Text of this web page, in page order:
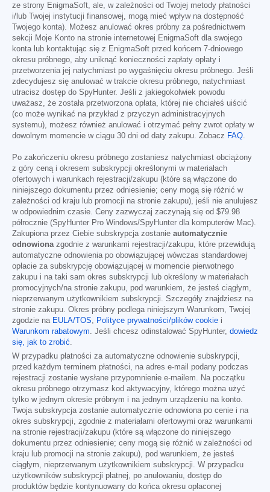
ze strony EnigmaSoft, ale, w zależności od Twojej metody płatności
i/lub Twojej instytucji finansowej, mogą mieć wpływ na dostępność
Twojego konta). Możesz anulować okres próbny za pośrednictwem
sekcji Moje Konto na stronie internetowej EnigmaSoft dla swojego
konta lub kontaktując się z EnigmaSoft przed końcem 7-dniowego
okresu próbnego, aby uniknąć konieczności zapłaty opłaty i
przetworzenia jej natychmiast po wygaśnięciu okresu próbnego. Jeśli
zdecydujesz się anulować w trakcie okresu próbnego, natychmiast
utracisz dostęp do SpyHunter. Jeśli z jakiegokolwiek powodu
uważasz, że została przetworzona opłata, której nie chciałeś uiścić
(co może wynikać na przykład z przyczyn administracyjnych
systemu), możesz również anulować i otrzymać pełny zwrot opłaty w
dowolnym momencie w ciągu 30 dni od daty zakupu. Zobacz FAQ.
Po zakończeniu okresu próbnego zostaniesz natychmiast obciążony
z góry ceną i okresem subskrypcji określonymi w materiałach
ofertowych i warunkach rejestracji/zakupu (które są włączone do
niniejszego dokumentu przez odniesienie; ceny mogą się różnić w
zależności od kraju lub promocji na stronie zakupu), jeśli nie anulujesz
w odpowiednim czasie. Ceny zazwyczaj zaczynają się od $79.98
półrocznie (SpyHunter Pro Windows/SpyHunter dla komputerów Mac).
Zakupiona przez Ciebie subskrypcja zostanie automatycznie
odnowionazgodnie z warunkami rejestracji/zakupu, które przewidują
automatyczne odnowienia po obowiązującej wówczas standardowej
opłacie za subskrypcję obowiązującej w momencie pierwotnego
zakupu i na taki sam okres subskrypcji lub określony w materiałach
promocyjnych/na stronie zakupu, pod warunkiem, że jesteś ciągłym,
nieprzerwanym użytkownikiem subskrypcji. Szczegóły znajdziesz na
stronie zakupu. Okres próbny podlega niniejszym Warunkom, Twojej
zgodzie na EULA/TOS, Polityce prywatności/plików cookie i
Warunkom rabatowym. Jeśli chcesz odinstalować SpyHunter, dowiedz
się, jak to zrobić.
W przypadku płatności za automatyczne odnowienie subskrypcji,
przed każdym terminem płatności, na adres e-mail podany podczas
rejestracji zostanie wysłane przypomnienie e-mailem. Na początku
okresu próbnego otrzymasz kod aktywacyjny, którego można użyć
tylko w jednym okresie próbnym i na jednym urządzeniu na konto.
Twoja subskrypcja zostanie automatycznie odnowiona po cenie i na
okres subskrypcji, zgodnie z materiałami ofertowymi oraz warunkami
na stronie rejestracji/zakupu (które są włączone do niniejszego
dokumentu przez odniesienie; ceny mogą się różnić w zależności od
kraju lub promocji na stronie zakupu), pod warunkiem, że jesteś
ciągłym, nieprzerwanym użytkownikiem subskrypcji. W przypadku
użytkowników subskrypcji płatnej, po anulowaniu, dostęp do
produktów będzie kontynuowany do końca okresu opłaconej